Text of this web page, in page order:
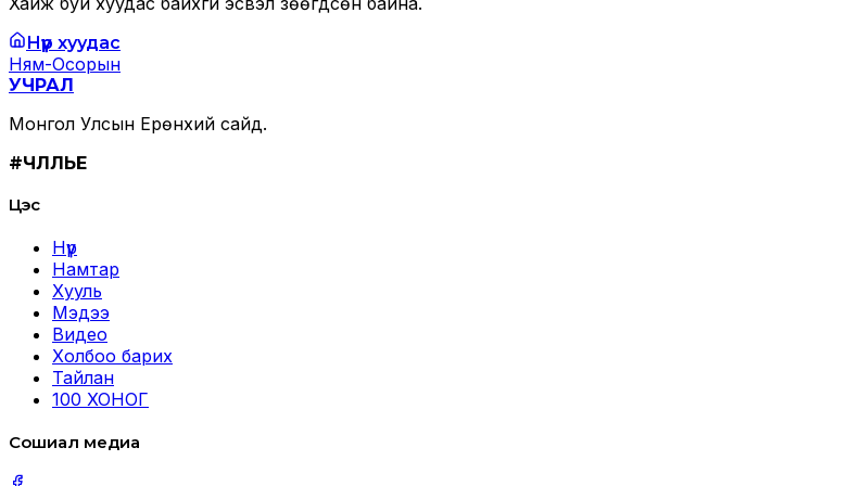
Нүүр хуудас
Ням-Осорын
УЧРАЛ
Монгол Улсын Ерөнхий сайд.
#ЧӨЛӨӨЛЬЕ
Цэс
Нүүр
Намтар
Хууль
Мэдээ
Видео
Холбоо барих
Тайлан
100 ХОНОГ
Сошиал медиа